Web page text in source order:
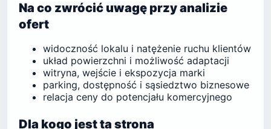
Na co zwrócić uwagę przy analizie
ofert
widoczność lokalu i natężenie ruchu klientów
układ powierzchni i możliwość adaptacji
witryna, wejście i ekspozycja marki
parking, dostępność i sąsiedztwo biznesowe
relacja ceny do potencjału komercyjnego
Dla kogo jest ta strona